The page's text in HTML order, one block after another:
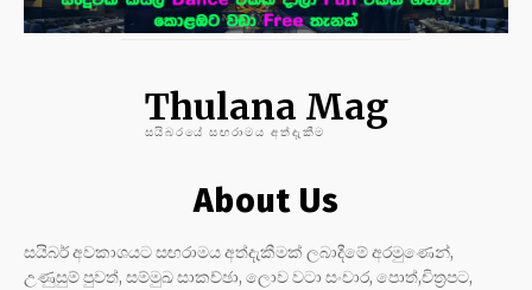
Thulana Mag
සයිබරයේ සඟරාමය අත්දැකීම
About Us
සයිබර් අවකාශයට සඟරාමය අත්දැකීමක් ලබාදීමේ අරමුණෙන්,
උණුසුම් පුවත්, සම්මුඛ සාකච්ඡා, ලොව වටා සංචාර, පොත්,චිත්‍රපට,